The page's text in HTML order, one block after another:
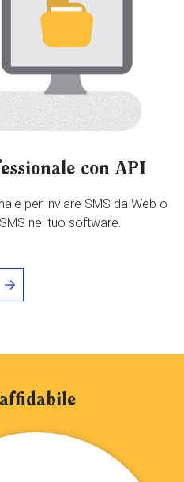
con API
per inviare SMS da Web o
nel tuo software.